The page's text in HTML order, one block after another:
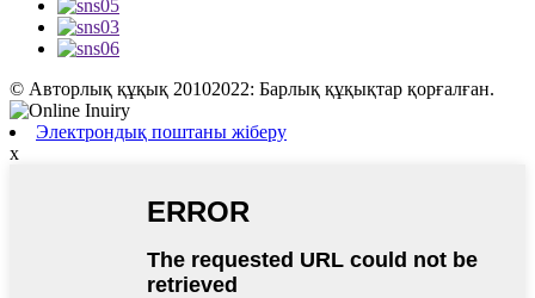
© Авторлық құқық 20102022: Барлық құқықтар қорғалған.
Электрондық поштаны жіберу
x